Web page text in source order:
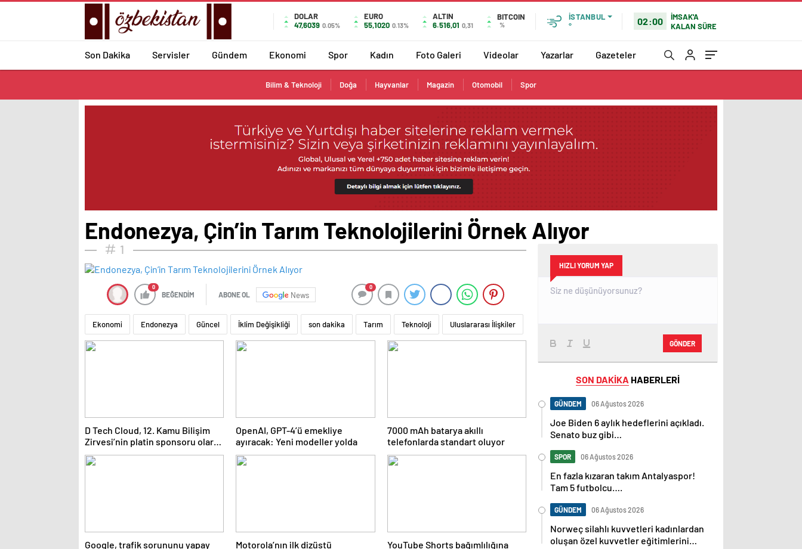
DOLAR
47,6039 0.05%
EURO
55,1020 0.13%
ALTIN
6.516,01 0,31
BITCOIN
%
İSTANBUL
°
02:00
İMSAK'A
KALAN SÜRE
Son Dakika Servisler Gündem Ekonomi Spor Kadın Foto Galeri Videolar Yazarlar Gazeteler
Bilim & Teknoloji Doğa Hayvanlar Magazin Otomobil Spor
Endonezya, Çin’in Tarım Teknolojilerini Örnek Alıyor
1
0
BEĞENDİM ABONE OL News
0
Ekonomi Endonezya Güncel İklim Değişikliği son dakika Tarım Teknoloji Uluslararası İlişkiler
D Tech Cloud, 12. Kamu Bilişim
Zirvesi’nin platin sponsoru olarak
dijital geleceğe yön verdi
OpenAI, GPT-4’ü emekliye
ayıracak: Yeni modeller yolda
7000 mAh batarya akıllı
telefonlarda standart oluyor
Google, trafik sorununu yapay
Motorola’nın ilk dizüstü
YouTube Shorts bağımlılığına
HIZLI YORUM YAP
GÖNDER
SON DAKİKA HABERLERİ
GÜNDEM 06 Ağustos 2026
Joe Biden 6 aylık hedeflerini açıkladı.
Senato buz gibi…
SPOR 06 Ağustos 2026
En fazla kızaran takım Antalyaspor!
Tam 5 futbolcu….
GÜNDEM 06 Ağustos 2026
Norweç silahlı kuvvetleri kadınlardan
oluşan özel kuvvetler eğitimlerini